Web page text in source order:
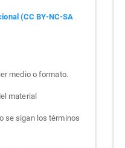
(CC BY-NC-SA
medio o formato.
material
se sigan los términos